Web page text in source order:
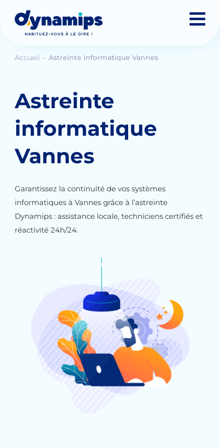
Accueil Astreinte informatique Vannes
Astreinte
informatique
Vannes
Garantissez la continuité de vos systèmes
informatiques à Vannes grâce à l’astreinte
Dynamips : assistance locale, techniciens certifiés et
réactivité 24h/24.